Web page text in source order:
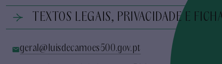
TEXTOS LEGAIS, PRIVACIDADE E
geral@luisdecamoes500.gov.pt